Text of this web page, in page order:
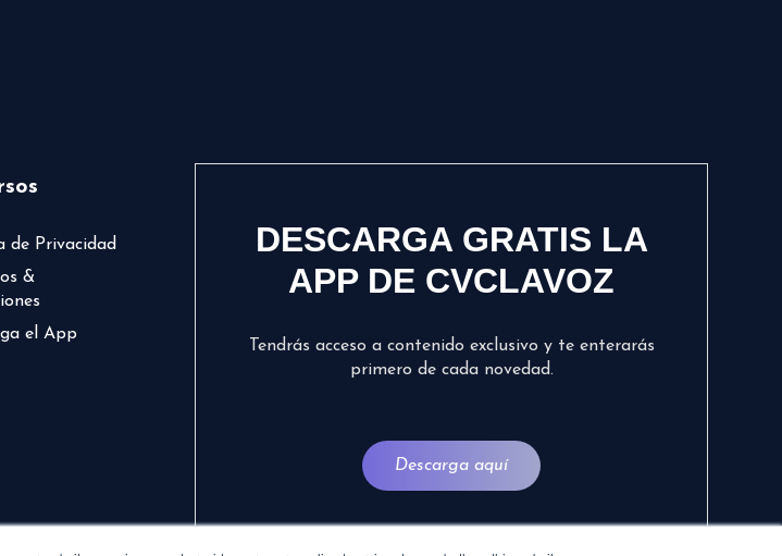
de Privacidad
&
el App
DESCARGA GRATIS LA
APP DE CVCLAVOZ
Tendrás acceso a contenido exclusivo y te enterarás
primero de cada novedad.
Descarga aquí